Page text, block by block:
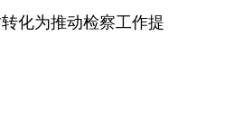
化为推动检察工作提